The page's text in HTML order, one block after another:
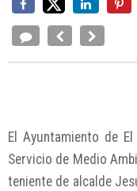
El Ayuntamiento de
Servicio de Medio
teniente de alcalde